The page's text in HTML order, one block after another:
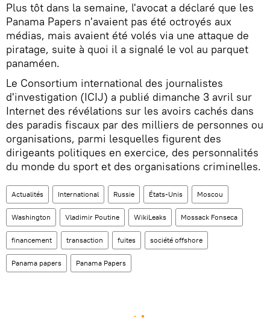
Plus tôt dans la semaine, l'avocat a déclaré que les
Panama Papers n'avaient pas été octroyés aux
médias, mais avaient été volés via une attaque de
piratage, suite à quoi il a signalé le vol au parquet
panaméen.
Le Consortium international des journalistes
d'investigation (ICIJ) a publié dimanche 3 avril sur
Internet des révélations sur les avoirs cachés dans
des paradis fiscaux par des milliers de personnes ou
organisations, parmi lesquelles figurent des
dirigeants politiques en exercice, des personnalités
du monde du sport et des organisations criminelles.
Actualités International Russie États-Unis Moscou
Washington Vladimir Poutine WikiLeaks Mossack Fonseca
financement transaction fuites société offshore
Panama papers Panama Papers